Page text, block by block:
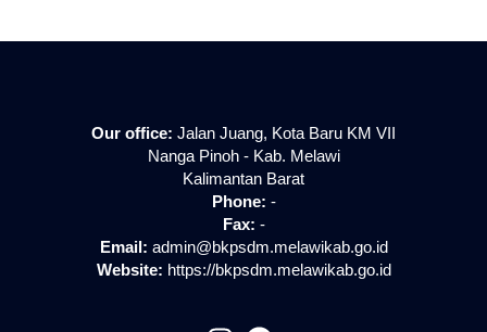
Our office: Jalan Juang, Kota Baru KM VII
Nanga Pinoh - Kab. Melawi
Kalimantan Barat
Phone: -
Fax: -
Email: admin@bkpsdm.melawikab.go.id
Website: https://bkpsdm.melawikab.go.id